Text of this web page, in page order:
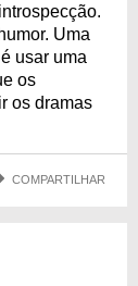
Uma
usar uma
os
os dramas
COMPARTILHAR